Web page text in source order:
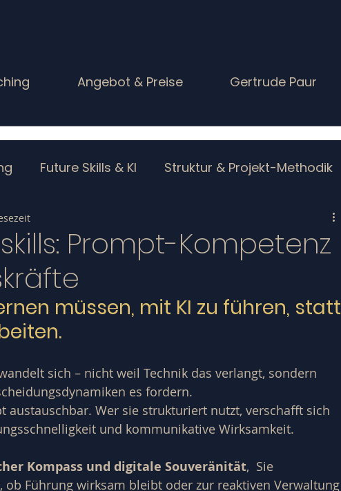
Angebot & Preise Gertrude Paur
Future Skills & KI Struktur & Projekt-Methodik
Prompt-Kompetenz
müssen, mit KI zu führen, statt
sich – nicht weil Technik das verlangt, sondern
es fordern.
austauschbar. Wer sie strukturiert nutzt, verschafft sich
und kommunikative Wirksamkeit.
Kompass und digitale Souveränität,  Sie
Führung wirksam bleibt oder zur reaktiven Verwaltung